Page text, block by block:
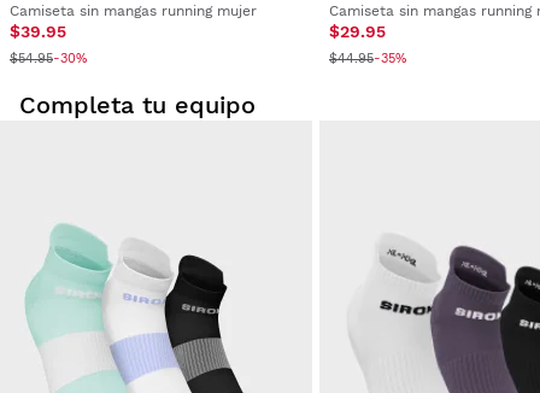
Camiseta sin mangas running mujer
$39.95
$54.95-30%
Camiseta sin mangas running
$29.95
$44.95-35%
Completa tu equipo